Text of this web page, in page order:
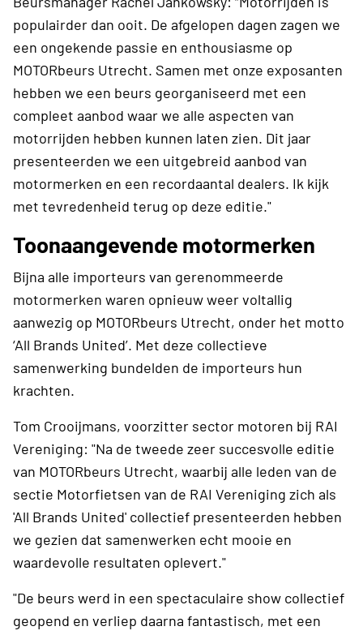
populairder dan ooit. De afgelopen dagen zagen we
een ongekende passie en enthousiasme op
MOTORbeurs Utrecht. Samen met onze exposanten
hebben we een beurs georganiseerd met een
compleet aanbod waar we alle aspecten van
motorrijden hebben kunnen laten zien. Dit jaar
presenteerden we een uitgebreid aanbod van
motormerken en een recordaantal dealers. Ik kijk
met tevredenheid terug op deze editie."
Toonaangevende motormerken
Bijna alle importeurs van gerenommeerde
motormerken waren opnieuw weer voltallig
aanwezig op MOTORbeurs Utrecht, onder het motto
‘All Brands United’. Met deze collectieve
samenwerking bundelden de importeurs hun
krachten.
Tom Crooijmans, voorzitter sector motoren bij RAI
Vereniging: "Na de tweede zeer succesvolle editie
van MOTORbeurs Utrecht, waarbij alle leden van de
sectie Motorfietsen van de RAI Vereniging zich als
'All Brands United' collectief presenteerden hebben
we gezien dat samenwerken echt mooie en
waardevolle resultaten oplevert."
"De beurs werd in een spectaculaire show collectief
geopend en verliep daarna fantastisch, met een